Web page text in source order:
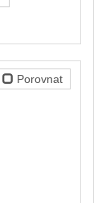
Porovnat